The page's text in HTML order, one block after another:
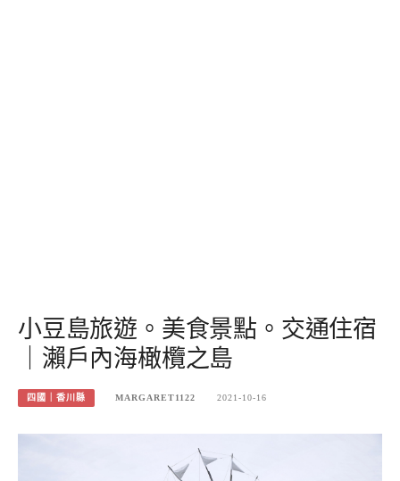
小豆島旅遊。美食景點。交通住宿
｜瀨戶內海橄欖之島
四國｜香川縣 MARGARET1122 2021-10-16